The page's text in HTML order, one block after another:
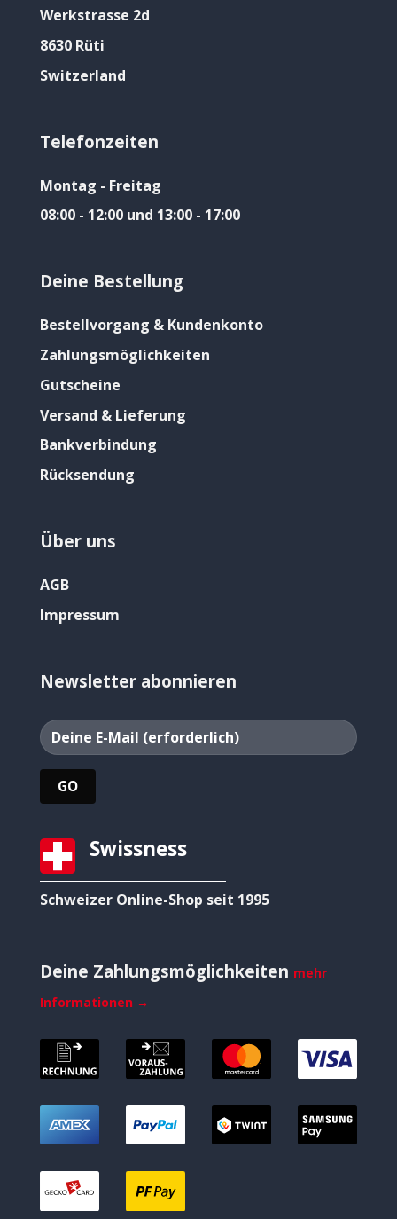
Werkstrasse 2d
8630 Rüti
Switzerland
Telefonzeiten
Montag - Freitag
08:00 - 12:00 und 13:00 - 17:00
Deine Bestellung
Bestellvorgang & Kundenkonto
Zahlungsmöglichkeiten
Gutscheine
Versand & Lieferung
Bankverbindung
Rücksendung
Über uns
AGB
Impressum
Newsletter abonnieren
Swissness
Schweizer Online-Shop seit 1995
Deine Zahlungsmöglichkeiten mehr
Informationen →